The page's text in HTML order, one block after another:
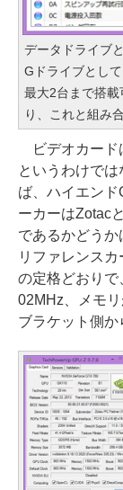
データドライブ
Gドライブとし
最大2台まで搭
り、これと組み
ビデオカード
というわけで
ば、ハイエン
ーカーはZotac
であるかどう
リファレンス
の定格どおり
02MHz、メモ
ブラケット側か